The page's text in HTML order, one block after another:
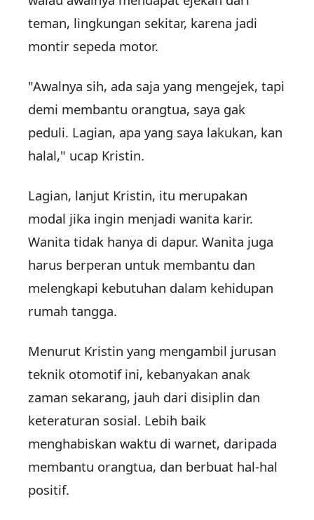
teman, lingkungan sekitar, karena jadi
montir sepeda motor.
"Awalnya sih, ada saja yang mengejek, tapi
demi membantu orangtua, saya gak
peduli. Lagian, apa yang saya lakukan, kan
halal," ucap Kristin.
Lagian, lanjut Kristin, itu merupakan
modal jika ingin menjadi wanita karir.
Wanita tidak hanya di dapur. Wanita juga
harus berperan untuk membantu dan
melengkapi kebutuhan dalam kehidupan
rumah tangga.
Menurut Kristin yang mengambil jurusan
teknik otomotif ini, kebanyakan anak
zaman sekarang, jauh dari disiplin dan
keteraturan sosial. Lebih baik
menghabiskan waktu di warnet, daripada
membantu orangtua, dan berbuat hal-hal
positif.